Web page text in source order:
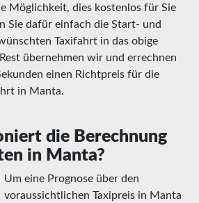
Möglichkeit, dies kostenlos für Sie
Sie dafür einfach die Start- und
Taxifahrt in das obige
übernehmen wir und errechnen
einen Richtpreis für die
in Manta.
die Berechnung
in Manta?
Um eine Prognose über den
voraussichtlichen Taxipreis in Manta